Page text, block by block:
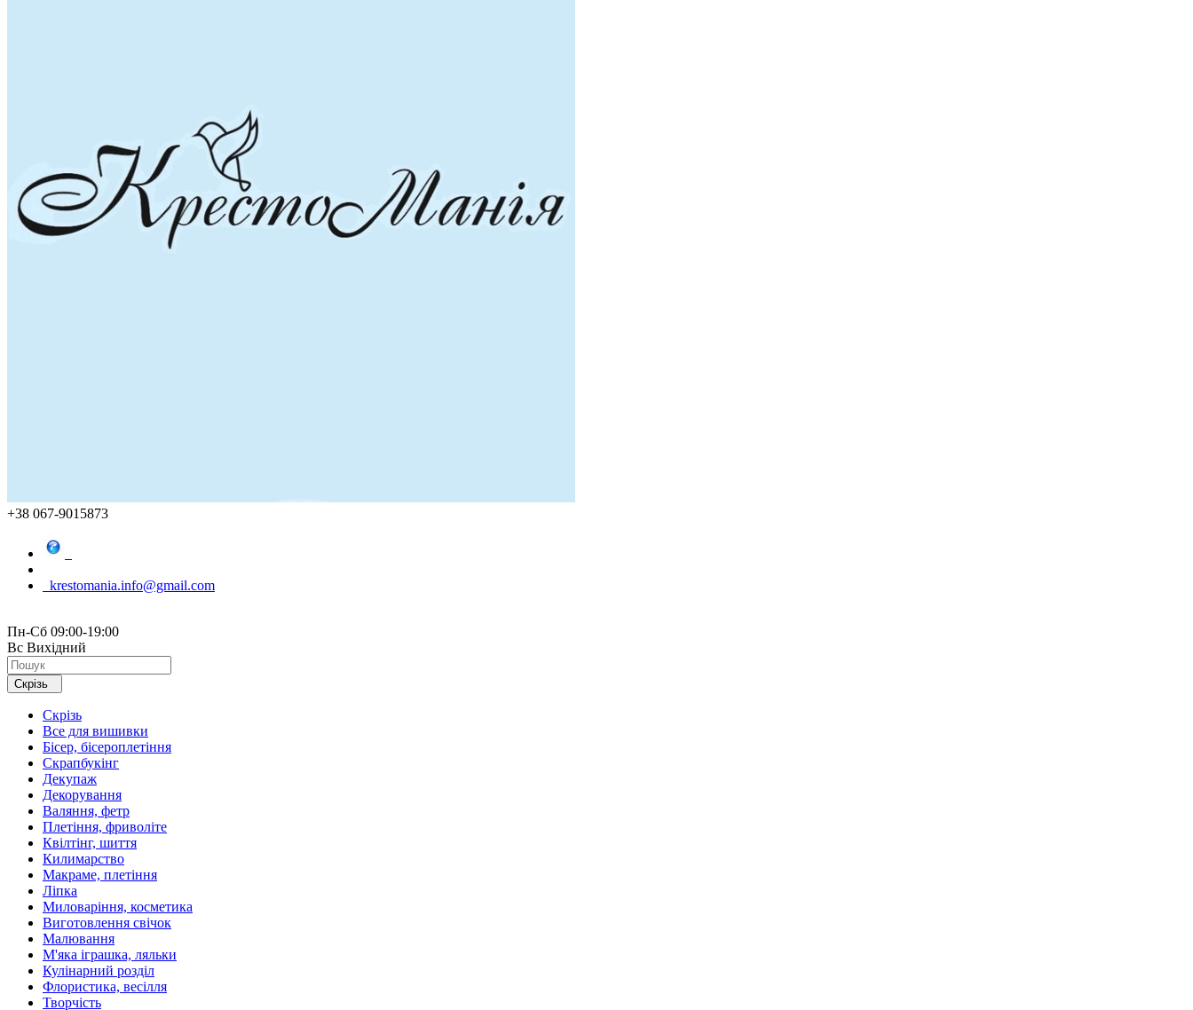
+38 067-9015873
krestomania.info@gmail.com
Пн-Сб 09:00-19:00
Вс Вихідний
Скрізь
Скрізь
Все для вишивки
Бісер, бісероплетіння
Скрапбукінг
Декупаж
Декорування
Валяння, фетр
Плетіння, фриволіте
Квілтінг, шиття
Килимарство
Макраме, плетіння
Ліпка
Миловаріння, косметика
Виготовлення свічок
Малювання
М'яка іграшка, ляльки
Кулінарний розділ
Флористика, весілля
Творчість